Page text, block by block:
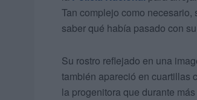
Tan complejo como
saber qué había pasado con
Su rostro reflejado en una
también apareció en cuartillas
la progenitora que durante